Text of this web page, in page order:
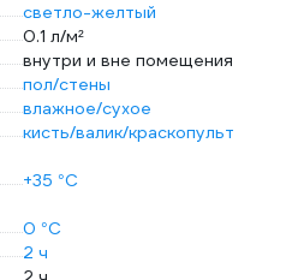
светло-желтый
0.1 л/м²
внутри и вне помещения
пол/стены
влажное/сухое
кисть/валик/краскопульт
+35 °С
0 °С
2 ч